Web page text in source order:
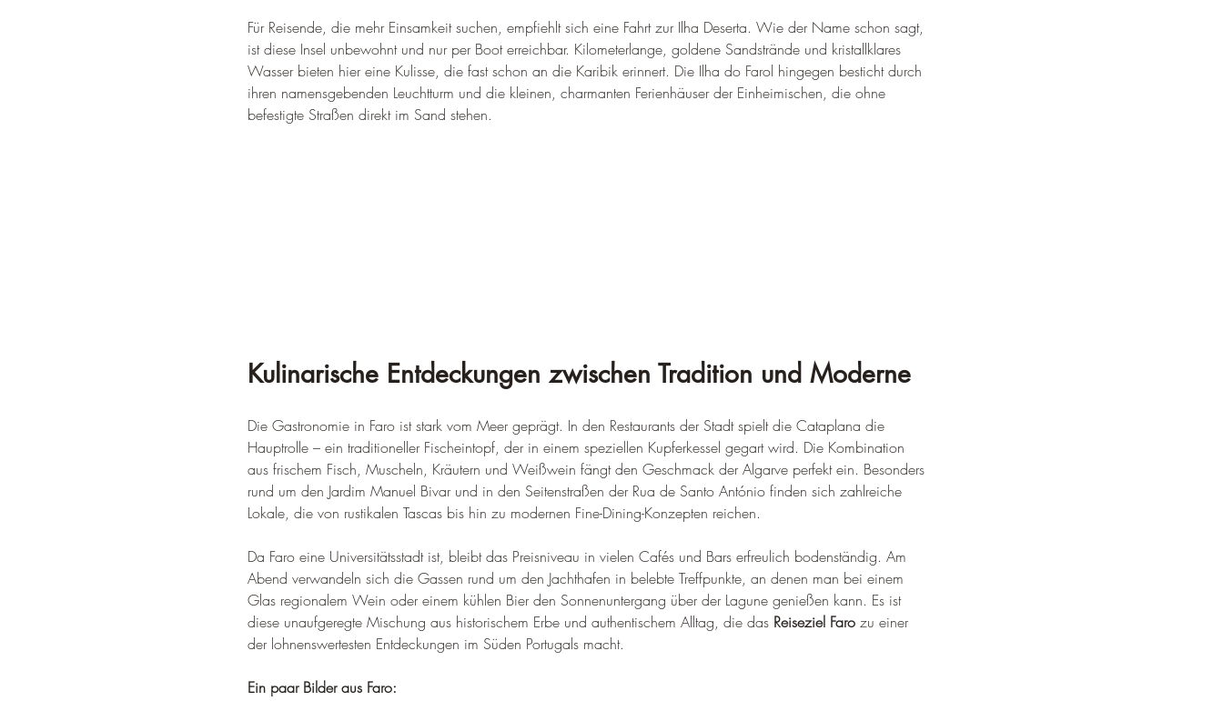
Für Reisende, die mehr Einsamkeit suchen, empfiehlt sich eine Fahrt zur Ilha Deserta. Wie der Name schon sagt,
ist diese Insel unbewohnt und nur per Boot erreichbar. Kilometerlange, goldene Sandstrände und kristallklares
Wasser bieten hier eine Kulisse, die fast schon an die Karibik erinnert. Die Ilha do Farol hingegen besticht durch
ihren namensgebenden Leuchtturm und die kleinen, charmanten Ferienhäuser der Einheimischen, die ohne
befestigte Straßen direkt im Sand stehen.
Kulinarische Entdeckungen zwischen Tradition und Moderne
Die Gastronomie in Faro ist stark vom Meer geprägt. In den Restaurants der Stadt spielt die Cataplana die
Hauptrolle – ein traditioneller Fischeintopf, der in einem speziellen Kupferkessel gegart wird. Die Kombination
aus frischem Fisch, Muscheln, Kräutern und Weißwein fängt den Geschmack der Algarve perfekt ein. Besonders
rund um den Jardim Manuel Bivar und in den Seitenstraßen der Rua de Santo António finden sich zahlreiche
Lokale, die von rustikalen Tascas bis hin zu modernen Fine-Dining-Konzepten reichen.
Da Faro eine Universitätsstadt ist, bleibt das Preisniveau in vielen Cafés und Bars erfreulich bodenständig. Am
Abend verwandeln sich die Gassen rund um den Jachthafen in belebte Treffpunkte, an denen man bei einem
Glas regionalem Wein oder einem kühlen Bier den Sonnenuntergang über der Lagune genießen kann. Es ist
diese unaufgeregte Mischung aus historischem Erbe und authentischem Alltag, die das Reiseziel Faro zu einer
der lohnenswertesten Entdeckungen im Süden Portugals macht.
Ein paar Bilder aus Faro: